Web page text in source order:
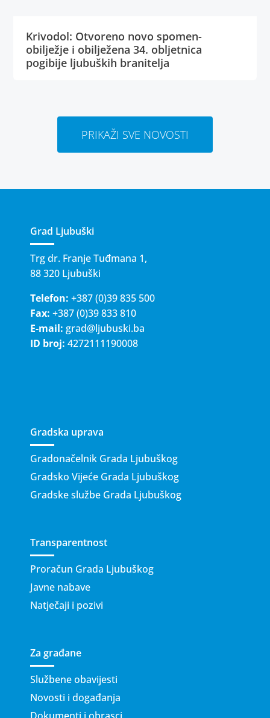
Krivodol: Otvoreno novo spomen-
obilježje i obilježena 34. obljetnica
pogibije ljubuških branitelja
PRIKAŽI SVE NOVOSTI
Grad Ljubuški
Trg dr. Franje Tuđmana 1,
88 320 Ljubuški
Telefon: +387 (0)39 835 500
Fax: +387 (0)39 833 810
E-mail: grad@ljubuski.ba
ID broj: 4272111190008
Gradska uprava
Gradonačelnik Grada Ljubuškog
Gradsko Vijeće Grada Ljubuškog
Gradske službe Grada Ljubuškog
Transparentnost
Proračun Grada Ljubuškog
Javne nabave
Natječaji i pozivi
Za građane
Službene obavijesti
Novosti i događanja